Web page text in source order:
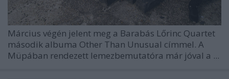
Március végén jelent meg a Barabás Lőrinc Quartet
második albuma Other Than Unusual címmel. A
Müpában rendezett lemezbemutatóra már jóval a ...